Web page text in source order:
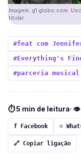
Imagem: g1.globo.com.
titular.
#feat com
#Everything's
#parceria musical
⏱ 5 min de leitura·
f Facebook ✆
🔗 Copiar ligação